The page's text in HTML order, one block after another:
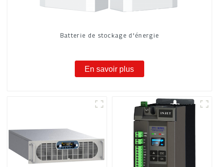
Batterie de stockage d'énergie
En savoir plus